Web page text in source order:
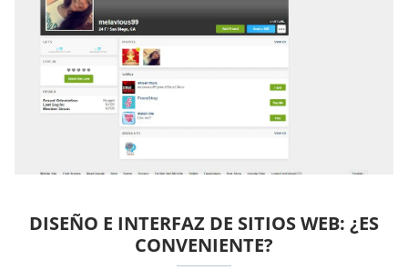
DISEÑO E INTERFAZ DE SITIOS WEB: ¿ES
CONVENIENTE?